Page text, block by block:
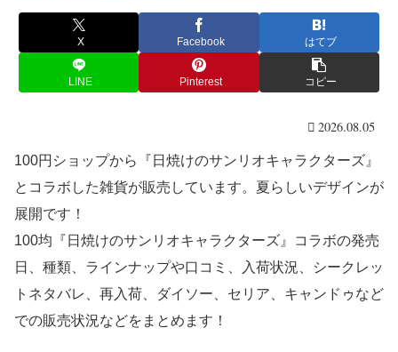
X Facebook はてブ
LINE Pinterest コピー
2026.08.05
100円ショップから『日焼けのサンリオキャラクターズ』
とコラボした雑貨が販売しています。夏らしいデザインが
展開です！
100均『日焼けのサンリオキャラクターズ』コラボの発売
日、種類、ラインナップや口コミ、入荷状況、シークレッ
トネタバレ、再入荷、ダイソー、セリア、キャンドゥなど
での販売状況などをまとめます！